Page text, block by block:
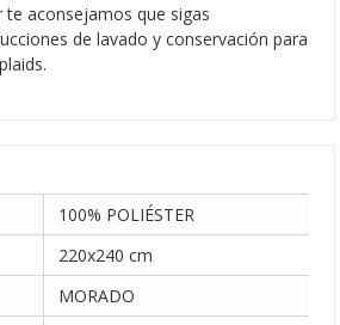
te aconsejamos que sigas
de lavado y conservación para
100% POLIÉSTER
220x240 cm
MORADO